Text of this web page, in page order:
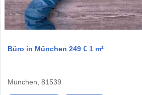
Büro in München 249 € 1 m²
München, 81539